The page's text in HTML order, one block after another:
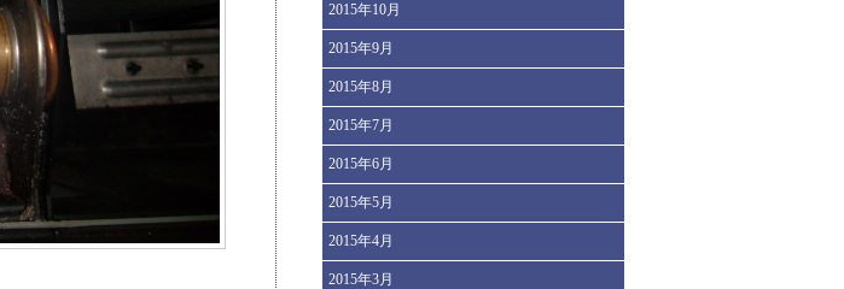
2015年10月
2015年9月
2015年8月
2015年7月
2015年6月
2015年5月
2015年4月
2015年3月